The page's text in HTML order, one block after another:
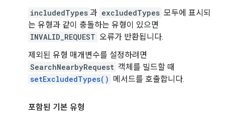
includedTypes 과 excludedTypes 모두에 표시되
는 유형과 같이 충돌하는 유형이 있으면
INVALID_REQUEST 오류가 반환됩니다.
제외된 유형 매개변수를 설정하려면
SearchNearbyRequest 객체를 빌드할 때
setExcludedTypes() 메서드를 호출합니다.
포함된 기본 유형